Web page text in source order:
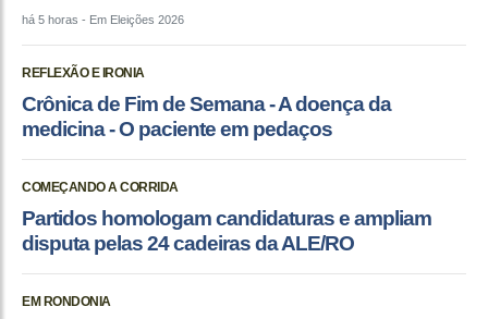
há 5 horas - Em Eleições 2026
REFLEXÃO E IRONIA
Crônica de Fim de Semana - A doença da
medicina - O paciente em pedaços
COMEÇANDO A CORRIDA
Partidos homologam candidaturas e ampliam
disputa pelas 24 cadeiras da ALE/RO
EM RONDONIA